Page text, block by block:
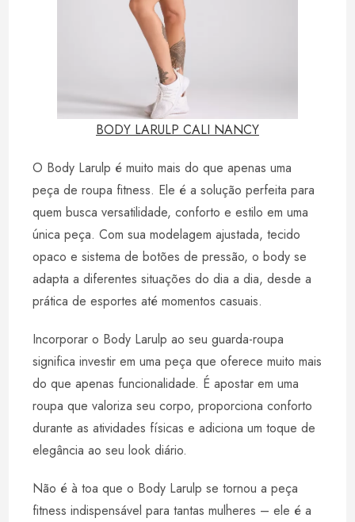
BODY LARULP CALI NANCY
O Body Larulp é muito mais do que apenas uma
peça de roupa fitness. Ele é a solução perfeita para
quem busca versatilidade, conforto e estilo em uma
única peça. Com sua modelagem ajustada, tecido
opaco e sistema de botões de pressão, o body se
adapta a diferentes situações do dia a dia, desde a
prática de esportes até momentos casuais.
Incorporar o Body Larulp ao seu guarda-roupa
significa investir em uma peça que oferece muito mais
do que apenas funcionalidade. É apostar em uma
roupa que valoriza seu corpo, proporciona conforto
durante as atividades físicas e adiciona um toque de
elegância ao seu look diário.
Não é à toa que o Body Larulp se tornou a peça
fitness indispensável para tantas mulheres – ele é a